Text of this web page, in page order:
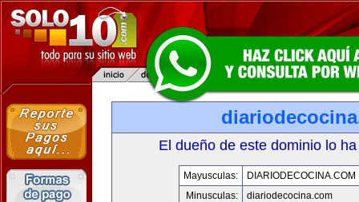
El dueño de este dominio lo
Mayusculas:
DIARIODECOCINA.COM
Minusculas:
diariodecocina.com